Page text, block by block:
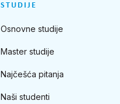
STUDIJE
Osnovne studije
Master studije
Najčešća pitanja
Naši studenti